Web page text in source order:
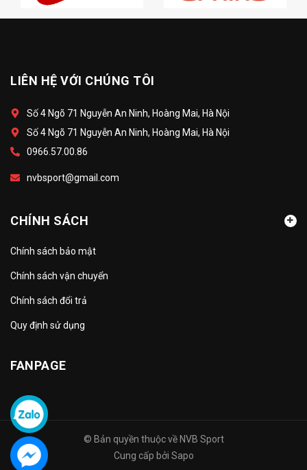
LIÊN HỆ VỚI CHÚNG TÔI
Số 4 Ngõ 71 Nguyễn An Ninh, Hoàng Mai, Hà Nội
Số 4 Ngõ 71 Nguyễn An Ninh, Hoàng Mai, Hà Nội
0966.57.00.86
nvbsport@gmail.com
CHÍNH SÁCH
Chính sách bảo mật
Chính sách vận chuyển
Chính sách đổi trả
Quy định sử dụng
FANPAGE
© Bản quyền thuộc về NVB Sport
Cung cấp bởi Sapo